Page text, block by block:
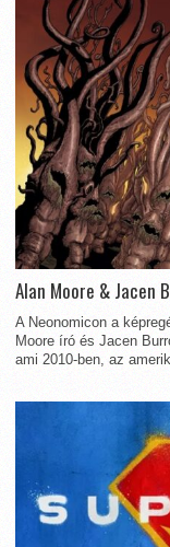
Alan Moore & Jacen
A Neonomicon a
Moore író és Jacen
ami 2010-ben, az